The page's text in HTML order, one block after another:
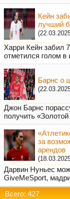
Кейн
лучший
Харри Кейн забил
отметился голом в
Барнс о
Джон Барнс
получить
за
арендов
Дарвин Нуньес
GiveMeSport,
Всего: 427